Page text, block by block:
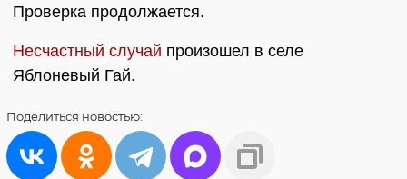
Проверка продолжается.
Несчастный случай произошел в селе
Яблоневый Гай.
Поделиться новостью: